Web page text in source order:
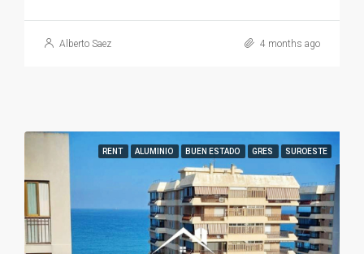
Alberto Saez 4 months ago
RENT ALUMINIO BUEN ESTADO GRES SUROESTE